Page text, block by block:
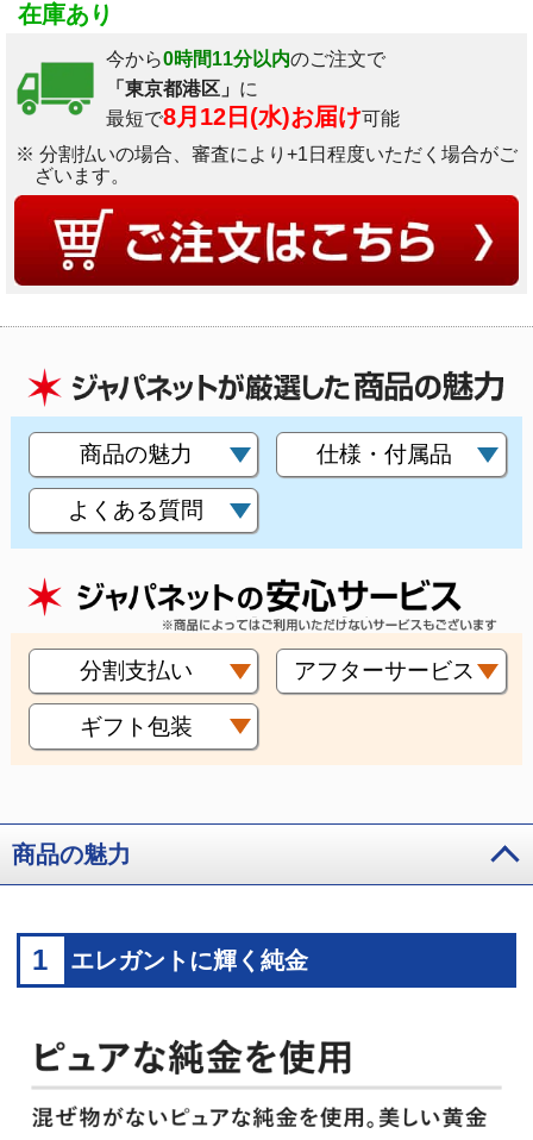
在庫あり
今から0時間11分以内のご注文で
「東京都港区」 に
最短で8月12日(水)お届け可能
※ 分割払いの場合、審査により+1日程度いただく場合がご
ざいます。
商品の魅力 仕様・付属品
よくある質問
分割支払い アフターサービス
ギフト包装
商品の魅力
1 エレガントに輝く純金